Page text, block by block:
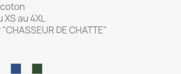
au 4XL
DE CHATTE"